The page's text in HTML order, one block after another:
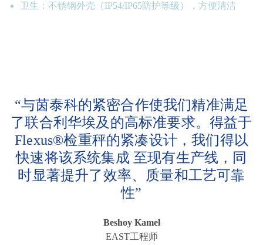
卫生：不锈钢外壳（IP54/IP65防护等级），方便清洁
“与茵泰科的紧密合作使我们精准满足
了联合利华埃及的高标准要求。得益于
Flexus®检重秤的紧凑设计，我们得以
快速将该系统集成 至现有生产线，同
时显著提升了效率、质量和工艺可靠
性”
Beshoy Kamel
EAST工程师